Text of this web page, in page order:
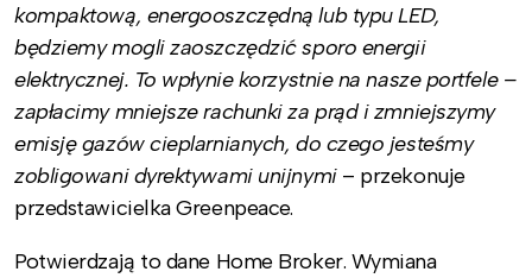
kompaktową, energooszczędną lub typu LED,
będziemy mogli zaoszczędzić sporo energii
elektrycznej. To wpłynie korzystnie na nasze portfele –
zapłacimy mniejsze rachunki za prąd i zmniejszymy
emisję gazów cieplarnianych, do czego jesteśmy
zobligowani dyrektywami unijnymi– przekonuje
przedstawicielka Greenpeace.
Potwierdzają to dane Home Broker. Wymiana